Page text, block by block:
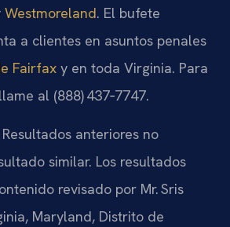
Westmoreland. El bufete
a clientes en asuntos penales
Fairfax y en toda Virginia. Para
al (888) 437‑7747.
anteriores no
similar. Los resultados
revisado por Mr. Sris
Maryland, Distrito de